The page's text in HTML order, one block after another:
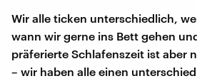
Wir alle ticken unterschiedlich,
wann wir gerne ins Bett gehen
präferierte Schlafenszeit ist aber
– wir haben alle einen